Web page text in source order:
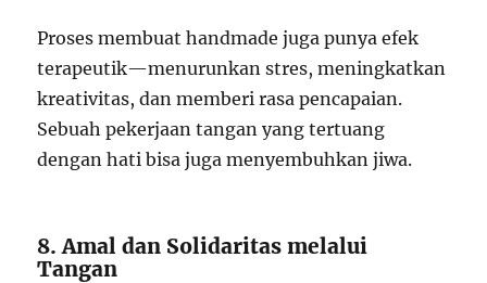
Proses membuat handmade juga punya efek
terapeutik—menurunkan stres, meningkatkan
kreativitas, dan memberi rasa pencapaian.
Sebuah pekerjaan tangan yang tertuang
dengan hati bisa juga menyembuhkan jiwa.
8. Amal dan Solidaritas melalui
Tangan